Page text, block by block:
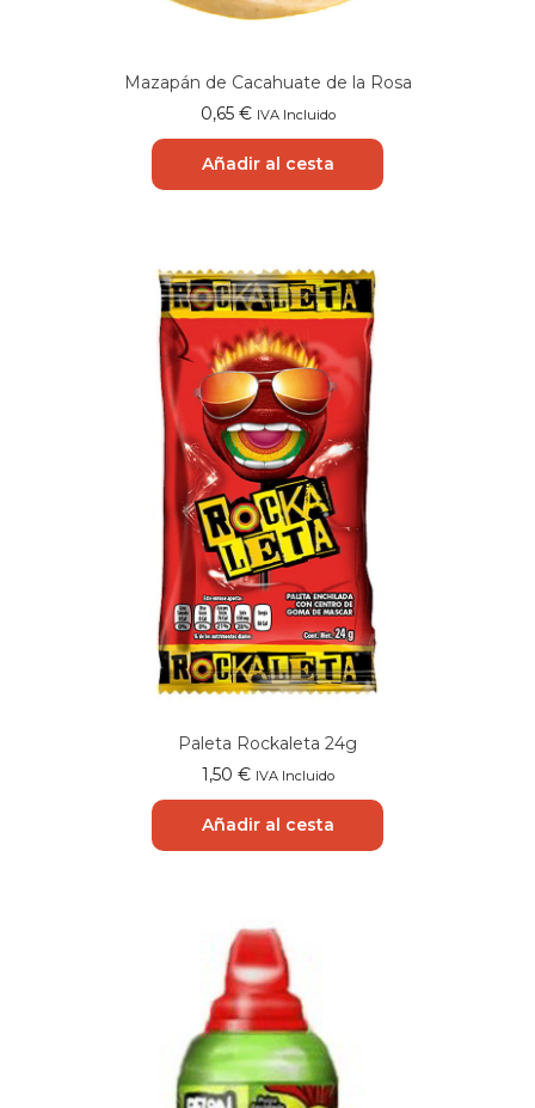
Mazapán de Cacahuate de la Rosa
0,65 € IVA Incluido
Añadir al cesta
Paleta Rockaleta 24g
1,50 € IVA Incluido
Añadir al cesta